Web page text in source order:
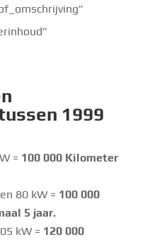
1999
= 100 000 Kilometer
80 kW = 100 000
5 jaar.
kW = 120 000